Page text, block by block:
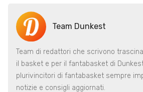
Team Dunkest
Team di redattori che scrivono
il basket e per il fantabasket di
plurivincitori di fantabasket sempre
notizie e consigli aggiornati.